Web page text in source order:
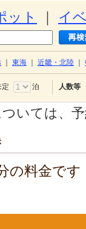
ット イ
東海 近畿・北陸
泊 人数等
いては、
の料金で